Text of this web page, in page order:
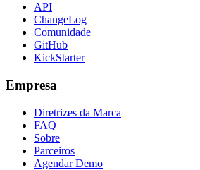
API
ChangeLog
Comunidade
GitHub
KickStarter
Empresa
Diretrizes da Marca
FAQ
Sobre
Parceiros
Agendar Demo